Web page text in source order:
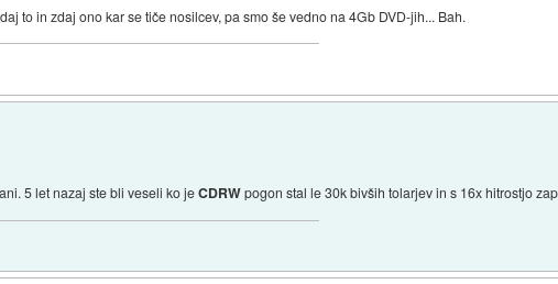
to in zdaj ono kar se tiče nosilcev, pa smo še vedno na 4Gb DVD-jih... Bah.
5 let nazaj ste bli veseli ko jeCDRWpogon stal le 30k bivših tolarjev in s 16x hitrostjo